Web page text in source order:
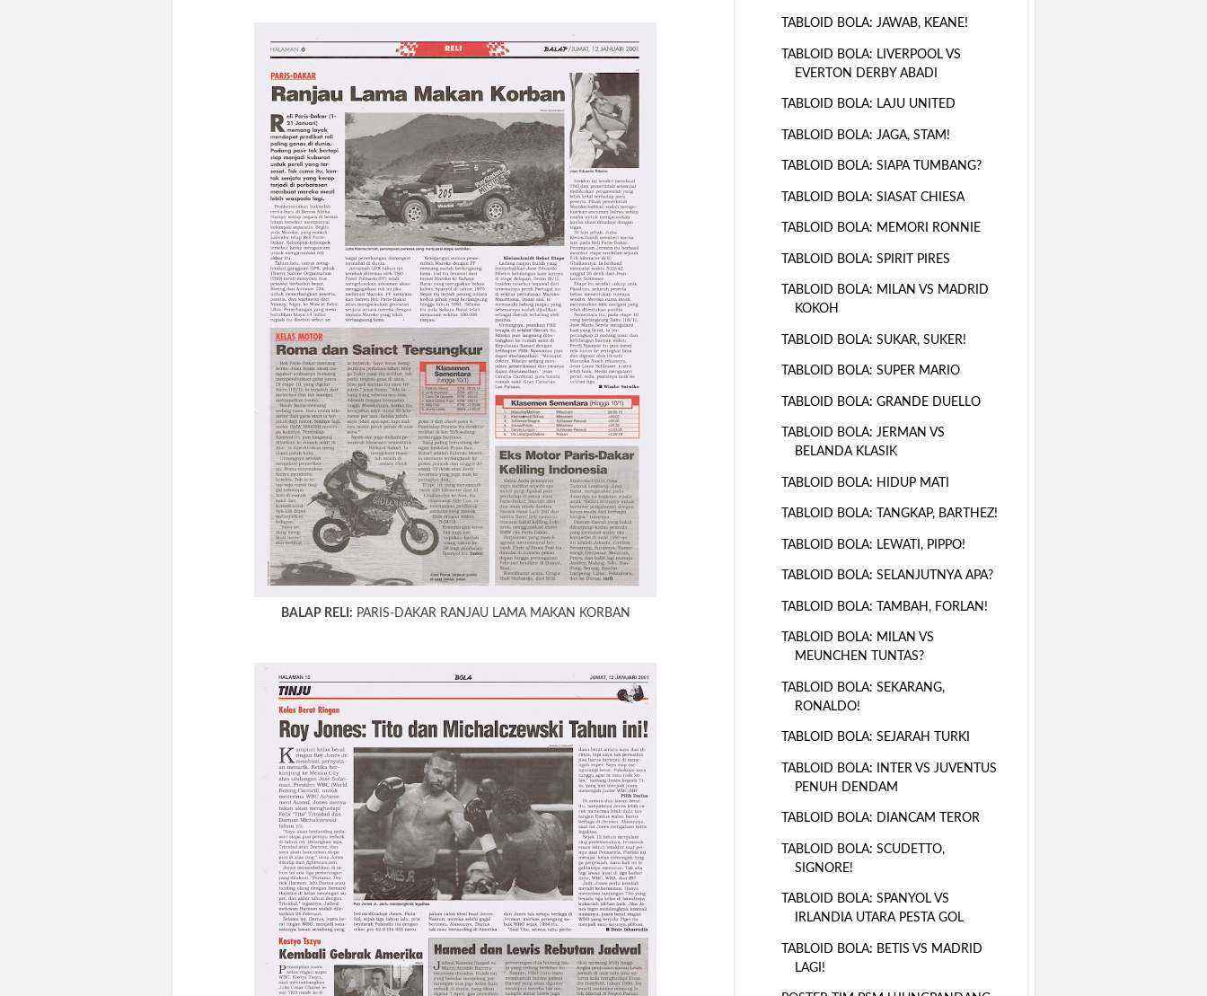
BALAP RELI: PARIS-DAKAR RANJAU LAMA MAKAN KORBAN
TABLOID BOLA: JAWAB, KEANE!
TABLOID BOLA: LIVERPOOL VS
EVERTON DERBY ABADI
TABLOID BOLA: LAJU UNITED
TABLOID BOLA: JAGA, STAM!
TABLOID BOLA: SIAPA TUMBANG?
TABLOID BOLA: SIASAT CHIESA
TABLOID BOLA: MEMORI RONNIE
TABLOID BOLA: SPIRIT PIRES
TABLOID BOLA: MILAN VS MADRID
KOKOH
TABLOID BOLA: SUKAR, SUKER!
TABLOID BOLA: SUPER MARIO
TABLOID BOLA: GRANDE DUELLO
TABLOID BOLA: JERMAN VS
BELANDA KLASIK
TABLOID BOLA: HIDUP MATI
TABLOID BOLA: TANGKAP, BARTHEZ!
TABLOID BOLA: LEWATI, PIPPO!
TABLOID BOLA: SELANJUTNYA APA?
TABLOID BOLA: TAMBAH, FORLAN!
TABLOID BOLA: MILAN VS
MEUNCHEN TUNTAS?
TABLOID BOLA: SEKARANG,
RONALDO!
TABLOID BOLA: SEJARAH TURKI
TABLOID BOLA: INTER VS JUVENTUS
PENUH DENDAM
TABLOID BOLA: DIANCAM TEROR
TABLOID BOLA: SCUDETTO,
SIGNORE!
TABLOID BOLA: SPANYOL VS
IRLANDIA UTARA PESTA GOL
TABLOID BOLA: BETIS VS MADRID
LAGI!